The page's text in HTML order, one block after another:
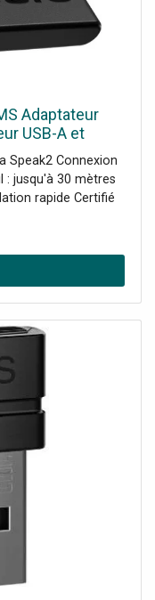
Adaptateur
USB-A et
pour offrir
votre PC
Speak2 Connexion
: jusqu'à 30 mètres
rapide Certifié